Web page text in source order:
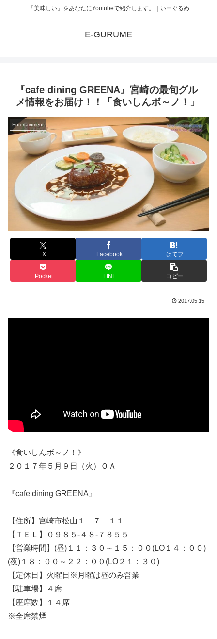
『美味しい』をあなたにYoutubeで紹介します。｜いーぐるめ
E-GURUME
『cafe dining GREENA』宮崎の最旬グル
メ情報をお届け！！「食いしんボ～ノ！」
Entertainment
X Facebook はてブ
Pocket LINE コピー
2017.05.15
《食いしんボ～ノ！》
２０１７年５月９日（火）ＯＡ
『cafe dining GREENA』
【住所】宮崎市松山１－７－１１
【ＴＥＬ】０９８５-４８-７８５５
【営業時間】(昼)１１：３０～１５：００(LO１４：００)
(夜)１８：００～２２：００(LO２１：３０)
【定休日】火曜日※月曜は昼のみ営業
【駐車場】４席
【座席数】１４席
※全席禁煙